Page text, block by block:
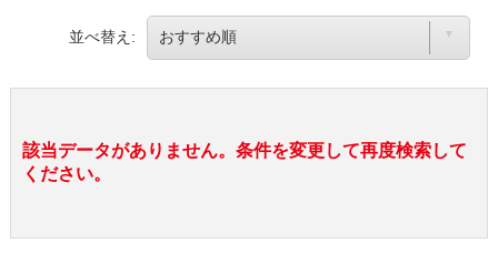
並べ替え:
該当データがありません。条件を変更して再度検索して
ください。